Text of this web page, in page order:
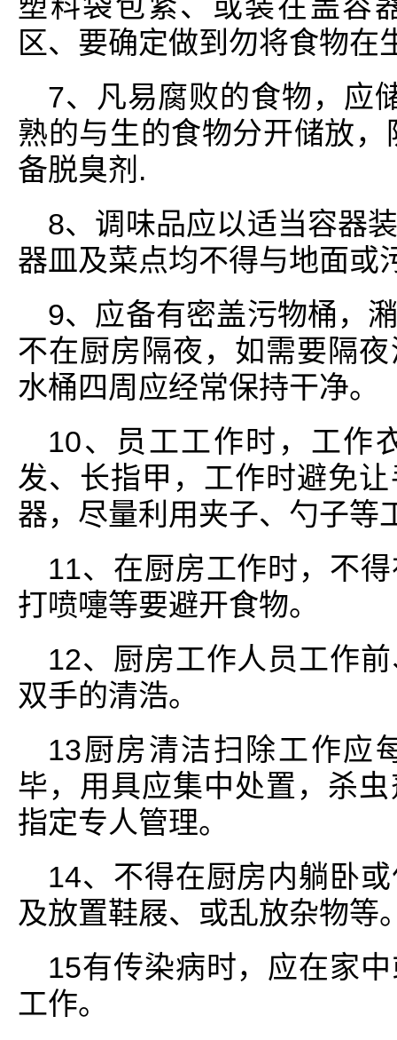
区、要确定做到勿将食物在
7、凡易腐败的食物，应
熟的与生的食物分开储放
备脱臭剂.
8、调味品应以适当容器
器皿及菜点均不得与地面或
9、应备有密盖污物桶，
不在厨房隔夜，如需要隔
水桶四周应经常保持干净。
10、员工工作时，工作
发、长指甲，工作时避免
器，尽量利用夹子、勺子等
11、在厨房工作时，不
打喷嚏等要避开食物。
12、厨房工作人员工作
双手的清浩。
13厨房清洁扫除工作应
毕，用具应集中处置，杀
指定专人管理。
14、不得在厨房内躺卧
及放置鞋屐、或乱放杂物等
15有传染病时，应在家
工作。